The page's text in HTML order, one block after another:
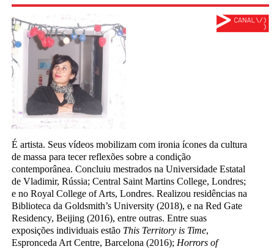
É artista. Seus vídeos mobilizam com ironia ícones da cultura
de massa para tecer reflexões sobre a condição
contemporânea. Concluiu mestrados na Universidade Estatal
de Vladimir, Rússia; Central Saint Martins College, Londres;
e no Royal College of Arts, Londres. Realizou residências na
Biblioteca da Goldsmith’s University (2018), e na Red Gate
Residency, Beijing (2016), entre outras. Entre suas
exposições individuais estão This Territory is Time,
Espronceda Art Centre, Barcelona (2016); Horrors of